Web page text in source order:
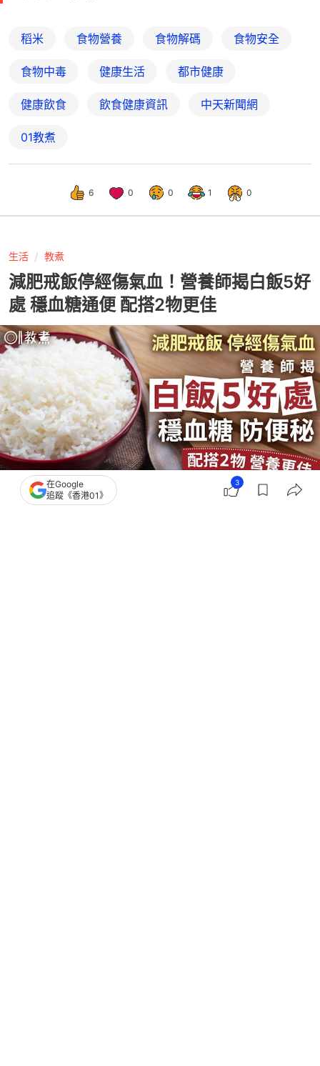
稻米 食物營養 食物解碼 食物安全
食物中毒 健康生活 都市健康
健康飲食 飲食健康資訊 中天新聞網
01教煮
6 0 0 1 0
生活 教煮
減肥戒飯停經傷氣血！營養師揭白飯5好
處 穩血糖通便 配搭2物更佳
在Google
追蹤《香港01》
3